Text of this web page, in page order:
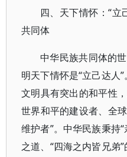
四、天下情怀：“立
共同体
中华民族共同体的
明天下情怀是“立己达人
文明具有突出的和平性
世界和平的建设者、全
维护者”。中华民族秉持
之道、“四海之内皆兄弟